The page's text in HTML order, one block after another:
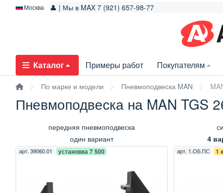
Москва 👤 | Мы в MAX 7 (921) 657-98-77
Каталог Примеры работ Покупателям
По марке и модели Пневмоподвеска MAN
Пневмоподвеска на MAN TGS
передняя пневмоподвеска
один вариант
арт. 39060.01 установка 7 500
4
арт. 1.ОБ.ПС 1